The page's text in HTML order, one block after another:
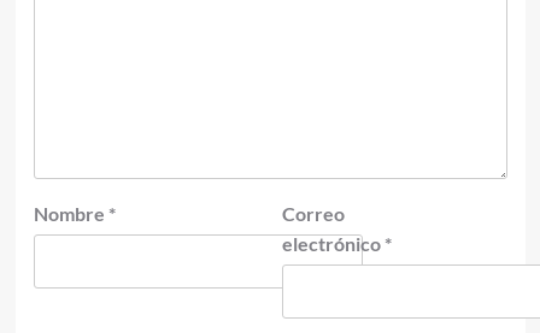
Nombre *
Correo
electrónico *